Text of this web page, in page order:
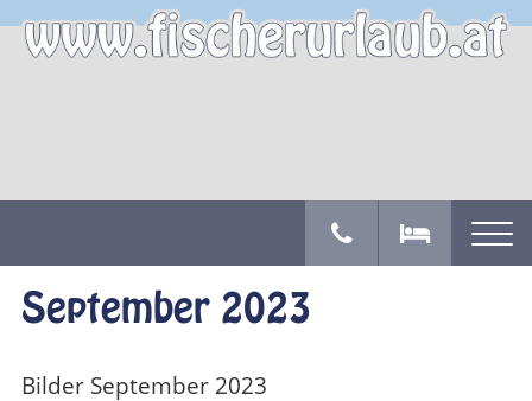
September 2023
Bilder September 2023